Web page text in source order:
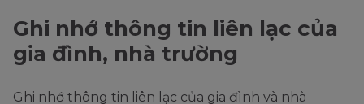
Ghi nhớ thông tin liên lạc của
gia đình, nhà trường
Ghi nhớ thông tin liên lạc của gia đình và nhà